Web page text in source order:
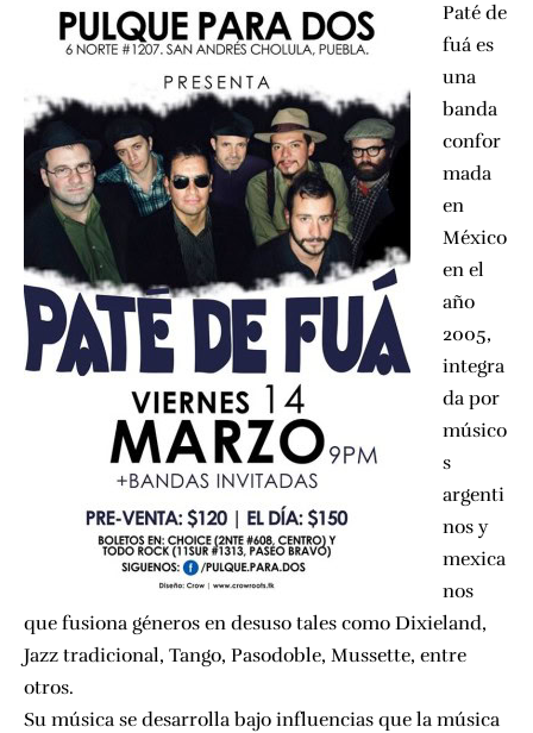
Paté de
fuá es
una
banda
confor
mada
en
México
en el
año
2005,
integra
da por
músico
s
argenti
nos y
mexica
nos
que fusiona géneros en desuso tales como Dixieland,
Jazz tradicional, Tango, Pasodoble, Mussette, entre
otros.
Su música se desarrolla bajo influencias que la música